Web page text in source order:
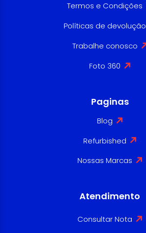
Termos e Condições
Políticas de devolução
Trabalhe conosco
Foto 360
Paginas
Blog
Refurbished
Nossas Marcas
Atendimento
Consultar Nota